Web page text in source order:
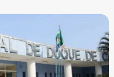
de ações voltadas
lesivas aos
o documento, esse
represálias,
de veículos blindados.
ao endurecimento das